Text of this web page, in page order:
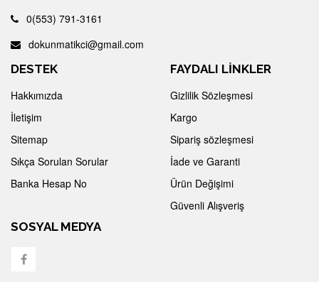
0(553) 791-3161
dokunmatikci@gmail.com
DESTEK
Hakkımızda
İletişim
Sitemap
Sıkça Sorulan Sorular
Banka Hesap No
FAYDALI LİNKLER
Gizlilik Sözleşmesi
Kargo
Sipariş sözleşmesi
İade ve Garanti
Ürün Değişimi
Güvenli Alışveriş
SOSYAL MEDYA